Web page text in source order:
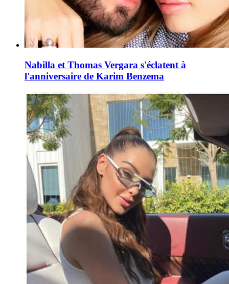
Nabilla et Thomas Vergara s'éclatent à
l'anniversaire de Karim Benzema